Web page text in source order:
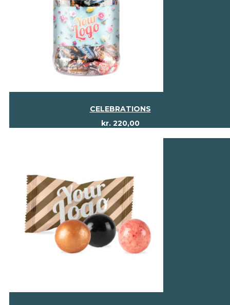
CELEBRATIONS
kr.220,00